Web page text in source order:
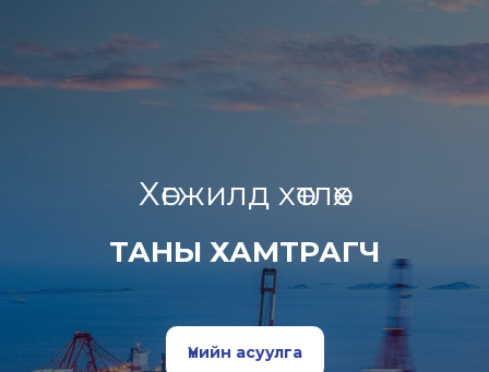
Хөгжилд хөтлөх
ТАНЫ ХАМТРАГЧ
Үнийн асуулга